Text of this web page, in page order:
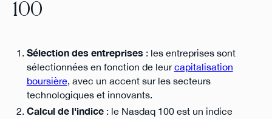
100
Sélection des entreprises : les entreprises sont
sélectionnées en fonction de leurcapitalisation
boursière, avec un accent sur les secteurs
technologiques et innovants.
Calcul de l'indice: le Nasdaq 100 est un indice